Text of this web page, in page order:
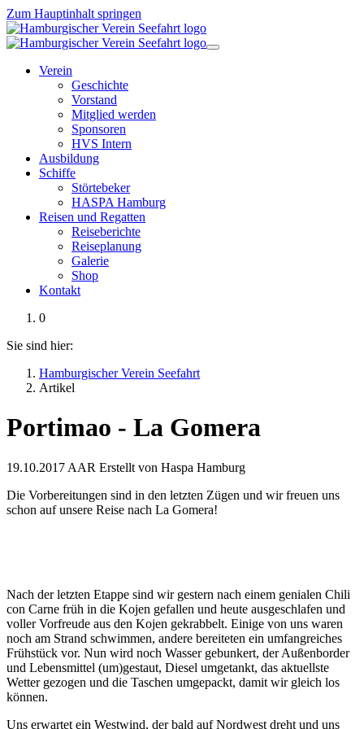
Zum Hauptinhalt springen
Verein
Geschichte
Vorstand
Mitglied werden
Sponsoren
HVS Intern
Ausbildung
Schiffe
Störtebeker
HASPA Hamburg
Reisen und Regatten
Reiseberichte
Reiseplanung
Galerie
Shop
Kontakt
0
Sie sind hier:
Hamburgischer Verein Seefahrt
Artikel
Portimao - La Gomera
19.10.2017 AAR Erstellt von Haspa Hamburg
Die Vorbereitungen sind in den letzten Zügen und wir freuen uns
schon auf unsere Reise nach La Gomera!
Nach der letzten Etappe sind wir gestern nach einem genialen Chili
con Carne früh in die Kojen gefallen und heute ausgeschlafen und
voller Vorfreude aus den Kojen gekrabbelt. Einige von uns waren
noch am Strand schwimmen, andere bereiteten ein umfangreiches
Frühstück vor. Nun wird noch Wasser gebunkert, der Außenborder
und Lebensmittel (um)gestaut, Diesel umgetankt, das aktuellste
Wetter gezogen und die Taschen umgepackt, damit wir gleich los
können.
Uns erwartet ein Westwind, der bald auf Nordwest dreht und uns